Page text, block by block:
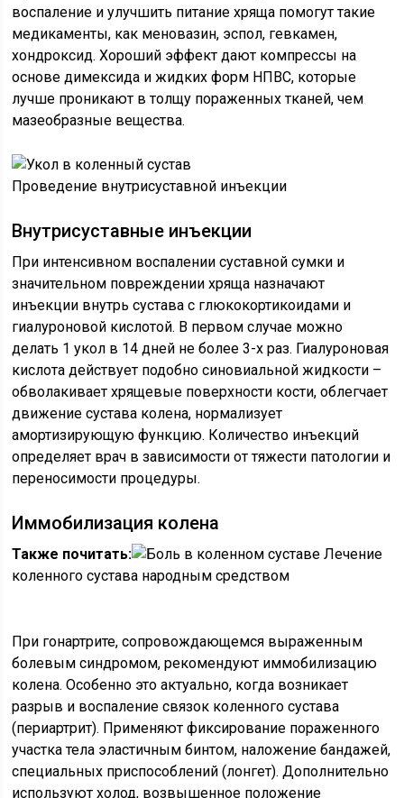
воспаление и улучшить питание хряща помогут такие
медикаменты, как меновазин, эспол, гевкамен,
хондроксид. Хороший эффект дают компрессы на
основе димексида и жидких форм НПВС, которые
лучше проникают в толщу пораженных тканей, чем
мазеобразные вещества.
Проведение внутрисуставной инъекции
Внутрисуставные инъекции
При интенсивном воспалении суставной сумки и
значительном повреждении хряща назначают
инъекции внутрь сустава с глюкокортикоидами и
гиалуроновой кислотой. В первом случае можно
делать 1 укол в 14 дней не более 3-х раз. Гиалуроновая
кислота действует подобно синовиальной жидкости –
обволакивает хрящевые поверхности кости, облегчает
движение сустава колена, нормализует
амортизирующую функцию. Количество инъекций
определяет врач в зависимости от тяжести патологии и
переносимости процедуры.
Иммобилизация колена
Также почитать:
Лечение
коленного сустава народным средством
При гонартрите, сопровождающемся выраженным
болевым синдромом, рекомендуют иммобилизацию
колена. Особенно это актуально, когда возникает
разрыв и воспаление связок коленного сустава
(периартрит). Применяют фиксирование пораженного
участка тела эластичным бинтом, наложение бандажей,
специальных приспособлений (лонгет). Дополнительно
используют холод, возвышенное положение